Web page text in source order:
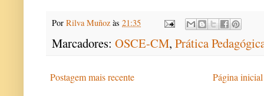
Por Rilva Muñoz às 21:35
Marcadores: OSCE-CM, Prática
Postagem mais recente Página inicial